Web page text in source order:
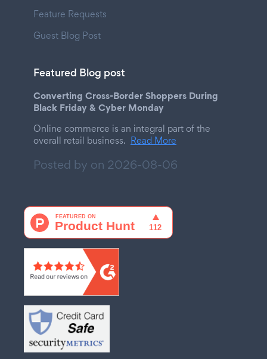
Feature Requests
Guest Blog Post
Featured Blog post
Converting Cross-Border Shoppers During
Black Friday & Cyber Monday
Online commerce is an integral part of the
overall retail business. Read More
Posted by on 2026-08-06